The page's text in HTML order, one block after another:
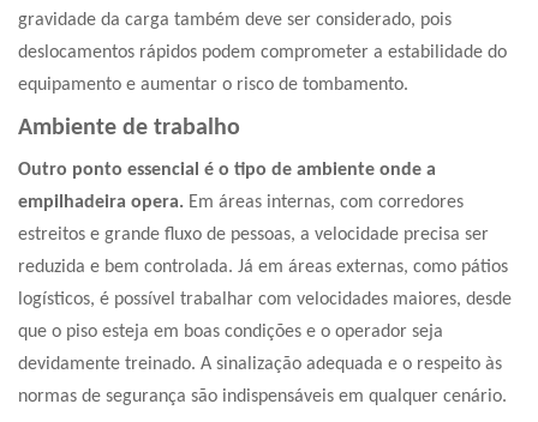
gravidade da carga também deve ser considerado, pois
deslocamentos rápidos podem comprometer a estabilidade do
equipamento e aumentar o risco de tombamento.
Ambiente de trabalho
Outro ponto essencial é o tipo de ambiente onde a
empilhadeira opera. Em áreas internas, com corredores
estreitos e grande fluxo de pessoas, a velocidade precisa ser
reduzida e bem controlada. Já em áreas externas, como pátios
logísticos, é possível trabalhar com velocidades maiores, desde
que o piso esteja em boas condições e o operador seja
devidamente treinado. A sinalização adequada e o respeito às
normas de segurança são indispensáveis em qualquer cenário.